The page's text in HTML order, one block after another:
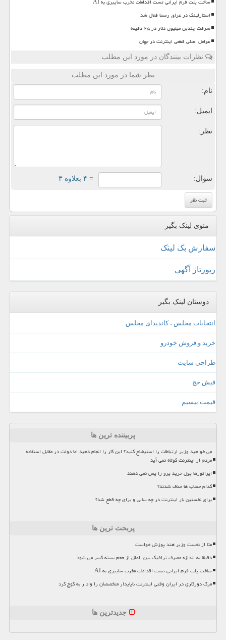
ساخت پلت فرم ایرانی تست اقدامات مخرب سایبری به AI
استارلینک در عراق رسما فعال شد
سرقت چندین میلیون دلار در ۲۵ دقیقه
عوامل اصلی قطعی اینترنت در جهان
نظرات بینندگان در مورد این مطلب
نظر شما در مورد این مطلب
نام:
ایمیل:
نظر:
سوال: = ۴ بعلاوه ۳
منوی لینک بگیر
سفارش بک لینک
رپورتاژ آگهی
دوستان لینک بگیر
انتخابات مجلس ، کاندیدای مجلس
خرید و فروش خودرو
طراحی سایت
فیش حج
قیمت بیسیم
پربیننده ترین ها
می خواهید وزیر ارتباطات را استیضاح کنید؟ این کار را انجام دهید اما دولت در مقابل استفاده
مردم از اینترنت کوتاه نمی آید
اپراتورها پول خرید پرو را پس نمی دهند
کدام حساب ها حذف شدند؟
برای نخستین بار اینترنت در چه سالی و برای چه قطع شد؟
پربحث ترین ها
متا از نخست وزیر هند پوزش خواست
دقیقا به اندازه مصرف ترافیک بین الملل از حجم بسته کسر می شود
ساخت پلت فرم ایرانی تست اقدامات مخرب سایبری به AI
مرگ دورکاری در ایران وقتی اینترنت ناپایدار متخصصان را وادار به کوچ کرد
جدیدترین ها